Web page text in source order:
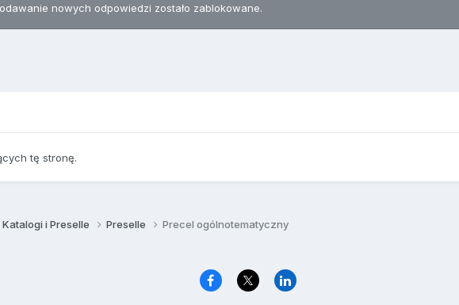
nowych odpowiedzi zostało zablokowane.
tę stronę.
Katalogi i Preselle Preselle Precel ogólnotematyczny